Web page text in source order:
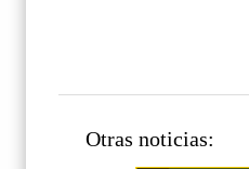
Otras noticias: